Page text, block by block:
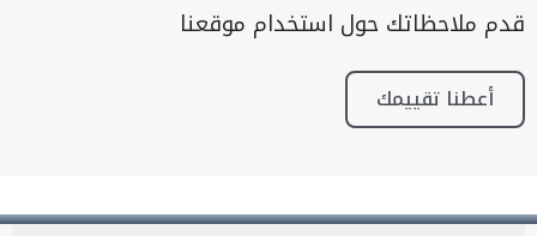
قدم ملاحظاتك حول استخدام موقعنا
أعطنا تقييمك